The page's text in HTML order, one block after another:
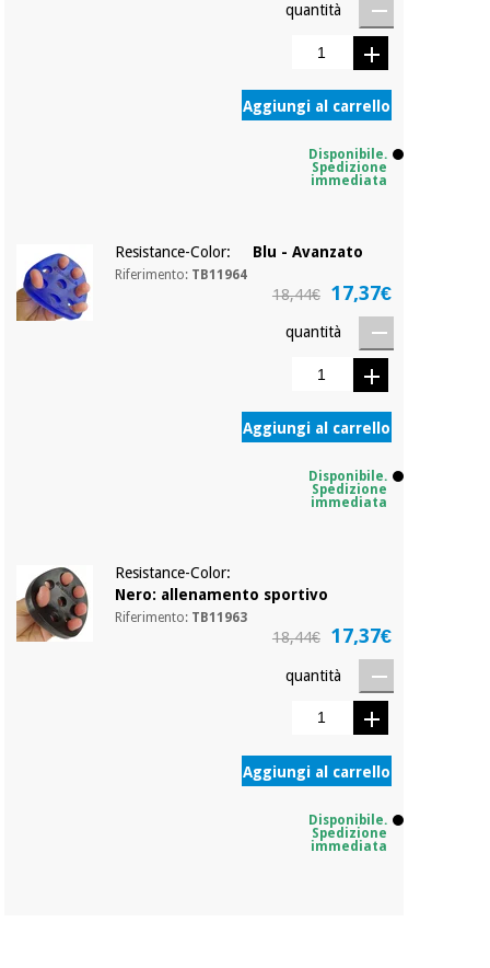
quantità
Aggiungi al carrello
Disponibile.
Spedizione
immediata
Resistance-Color: Blu - Avanzato
Riferimento: TB11964
18,44€ 17,37€
quantità
Aggiungi al carrello
Disponibile.
Spedizione
immediata
Resistance-Color:
Nero: allenamento sportivo
Riferimento: TB11963
18,44€ 17,37€
quantità
Aggiungi al carrello
Disponibile.
Spedizione
immediata